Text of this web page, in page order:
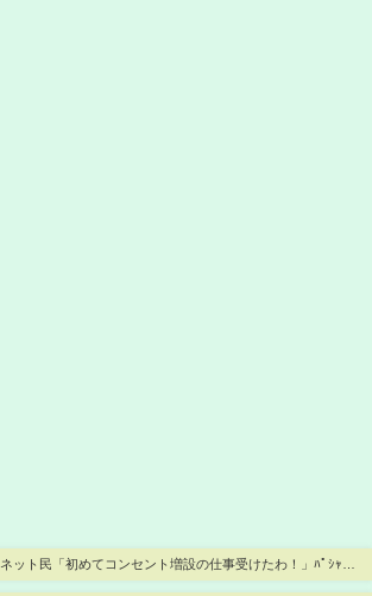
ネット民「初めてコンセント増設の仕事受けたわ！」ﾊﾟｼｬ→